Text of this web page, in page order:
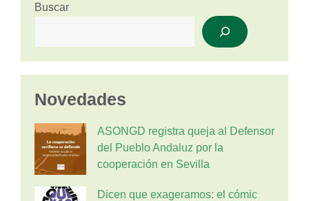
Buscar
Novedades
ASONGD registra queja al Defensor
del Pueblo Andaluz por la
cooperación en Sevilla
Dicen que exageramos: el cómic